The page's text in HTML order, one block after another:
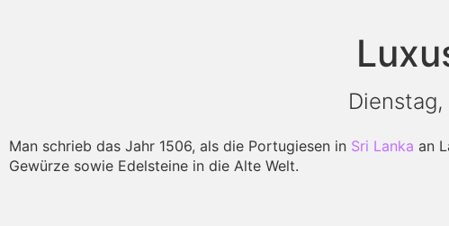
Man schrieb das Jahr 1506, als die Portugiesen in Sri Lanka an
Gewürze sowie Edelsteine in die Alte Welt.